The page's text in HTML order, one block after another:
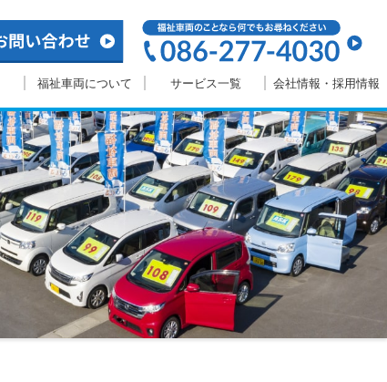
福祉車両について サービス一覧 会社情報・採用情報